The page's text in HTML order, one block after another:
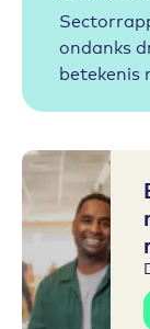
ondanks
betekenis